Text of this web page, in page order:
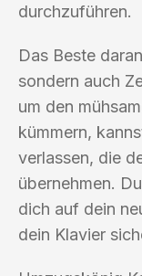
durchzuführen.
Das Beste
sondern auch
um den
kümmern,
verlassen, die
übernehmen.
dich auf dein
dein Klavier